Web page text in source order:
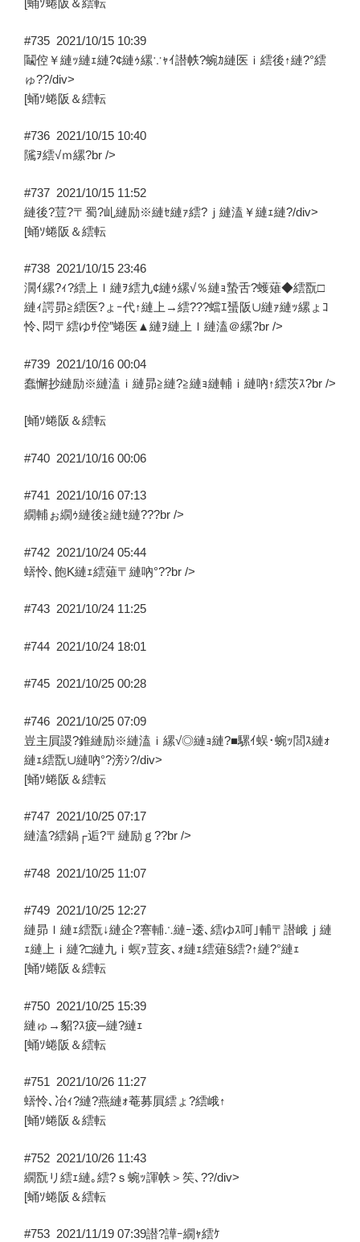
[蛹ｿ蜷阪＆繧転
#735 2021/10/15 10:39
鬮倥￥縺ｯ縺ｪ縺?¢縺ｩ縲∵ｬｲ譛帙?蜿ｶ縺医ｉ繧後↑縺?°繧
ゅ??/div>
[蛹ｿ蜷阪＆繧転
#736 2021/10/15 10:40
隲ｦ繧√ｍ縲?br />
#737 2021/10/15 11:52
縺後?荳?〒蜀?乢縺励※縺ｾ縺ｧ繧?ｊ縺溘￥縺ｪ縺?/div>
[蛹ｿ蜷阪＆繧転
#738 2021/10/15 23:46
濶ｲ縲?ｨ?繧上ｌ縺ｦ繧九¢縺ｩ縲√％縺ｮ蟄舌?蠖薙◆繧翫□
縺ｨ諤昴≧繧医?ょｰ代↑縺上→繧???蟷ｴ蜑阪∪縺ｧ縺ｯ縲ょｺ
怜､悶〒繧ゆｻ倥″蜷医▲縺ｦ縺上ｌ縺溘＠縲?br />
#739 2021/10/16 00:04
蠢懈抄縺励※縺溘ｉ縺昴≧縺?≧縺ｮ縺輔ｉ縺吶↑繧茨ｽ?br />
[蛹ｿ蜷阪＆繧転
#740 2021/10/16 00:06
#741 2021/10/16 07:13
繝輔ぉ繝ｩ縺後≧縺ｾ縺???br />
#742 2021/10/24 05:44
蠎怜､飽K縺ｪ繧薙〒縺吶°??br />
#743 2021/10/24 11:25
#744 2021/10/24 18:01
#745 2021/10/25 00:28
#746 2021/10/25 07:09
豈主屓謖?錐縺励※縺溘ｉ縲√◎縺ｮ縺?■騾ｲ蜈･蜿ｯ閭ｽ縺ｫ
縺ｪ繧翫∪縺吶°?滂ｼ?/div>
[蛹ｿ蜷阪＆繧転
#747 2021/10/25 07:17
縺溘?繧鍋┌逅?〒縺励ｇ??br />
#748 2021/10/25 11:07
#749 2021/10/25 12:27
縺昴ｌ縺ｪ繧翫↓縺企?謇輔∴縺ｰ逶､繧ゆｽ呵｣輔〒譛峨ｊ縺
ｪ縺上ｉ縺?□縺九ｉ螟ｧ荳亥､ｫ縺ｪ繧薙§繧?↑縺?°縺ｪ
[蛹ｿ蜷阪＆繧転
#750 2021/10/25 15:39
縺ゅ→貂?ｽ疲─縺?縺ｪ
[蛹ｿ蜷阪＆繧転
#751 2021/10/26 11:27
蠎怜､冶ｨ?縺?燕縺ｫ菴募屓繧ょ?繧峨↑
[蛹ｿ蜷阪＆繧転
#752 2021/10/26 11:43
繝翫リ繧ｪ縺｡繧?ｓ蜿ｯ諢帙＞笶､??/div>
[蛹ｿ蜷阪＆繧転
#753 2021/11/19 07:39譛?譁ｰ繝ｬ繧ｹ